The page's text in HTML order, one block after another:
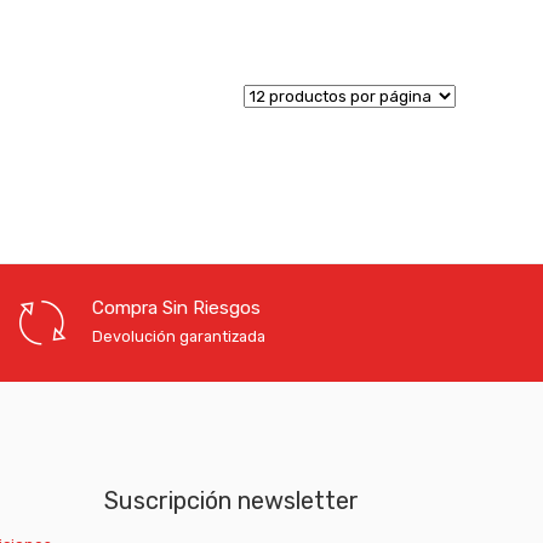
Compra Sin Riesgos
Devolución garantizada
Suscripción newsletter